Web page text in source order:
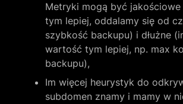
Metryki mogą być jakościowe
tym lepiej, oddalamy się od
szybkość backupu) i dłużne
wartość tym lepiej, np. max
backupu),
Im więcej heurystyk do
subdomen znamy i mamy w